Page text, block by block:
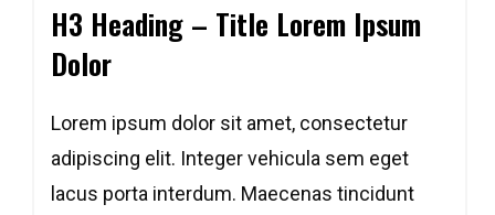
H3 Heading – Title Lorem Ipsum
Dolor
Lorem ipsum dolor sit amet, consectetur
adipiscing elit. Integer vehicula sem eget
lacus porta interdum. Maecenas tincidunt